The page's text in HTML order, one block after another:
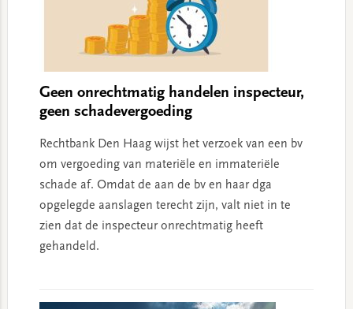
Geen onrechtmatig handelen inspecteur,
geen schadevergoeding
Rechtbank Den Haag wijst het verzoek van een bv
om vergoeding van materiële en immateriële
schade af. Omdat de aan de bv en haar dga
opgelegde aanslagen terecht zijn, valt niet in te
zien dat de inspecteur onrechtmatig heeft
gehandeld.